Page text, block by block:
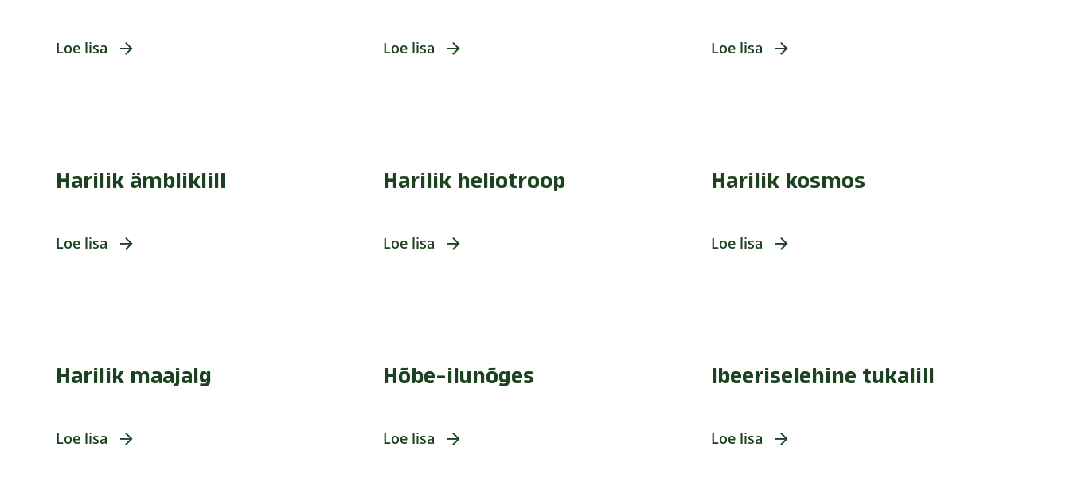
Loe lisa Loe lisa Loe lisa
Harilik ämbliklill
Loe lisa
Harilik heliotroop
Loe lisa
Harilik kosmos
Loe lisa
Harilik maajalg
Loe lisa
Hõbe-ilunõges
Loe lisa
Ibeeriselehine tukalill
Loe lisa